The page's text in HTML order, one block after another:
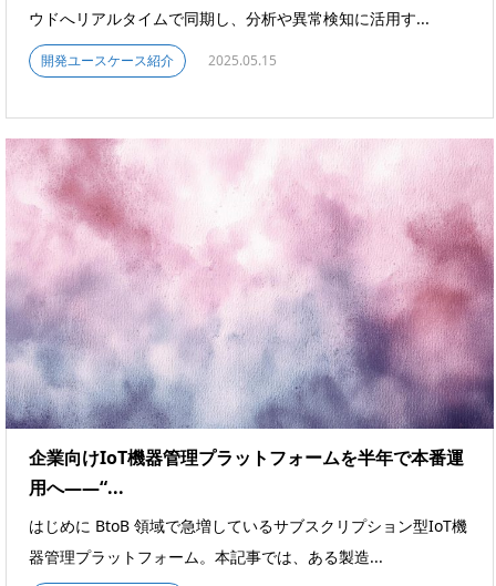
ウドへリアルタイムで同期し、分析や異常検知に活用す...
開発ユースケース紹介 2025.05.15
企業向けIoT機器管理プラットフォームを半年で本番運
用へ――“...
はじめに BtoB 領域で急増しているサブスクリプション型IoT機
器管理プラットフォーム。本記事では、ある製造...